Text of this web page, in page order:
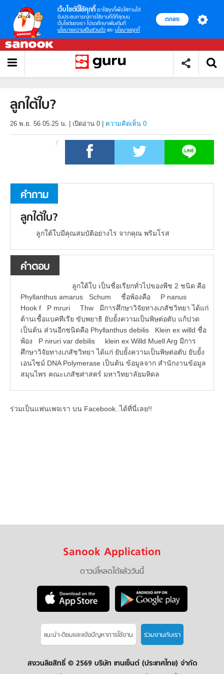
เว็บไซต์นี้ใช้คุกกี้ เราใช้คุกกี้เพื่อให้ท่านได้
รับประสบการณ์การใช้งานที่ดีที่สุดบน
เว็บไซต์ของเรา โปรดศึกษาเพิ่มเติมที่
นโยบายความเป็นส่วนตัว และ นโยบายคุกกี้
ตกลง
ลูกใต้ใบ?
26 พ.ย. 56 05.25 น. เปิดอ่าน 0 ความคิดเห็น 0
คำถาม
ลูกใต้ใบ?
ลูกใต้ใบมีคุณสมบัติอย่างไร จากคุณ พริมโรส
คำตอบ
ลูกใต้ใบ เป็นชื่อเรียกทั่วไปของพืช 2 ชนิด คือ
Phyllanthus amarus Schum ชื่อพ้องคือ P nanus
Hook f P mruri Thw มีการศึกษาวิจัยทางเภสัชวิทยา ได้แก่
ต้านเชื้อแบคทีเรีย ขับพยาธิ ยับยั้งความเป็นพิษต่อตับ แก้ปวด
เป็นต้น ส่วนอีกชนิดคือ Phyllanthus debilis Klein ex willd ชื่อ
พ้อง P niruri var debilis klein ex Willd Muell Arg มีการ
ศึกษาวิจัยทางเภสัชวิทยา ได้แก่ ยับยั้งความเป็นพิษต่อตับ ยับยั้ง
เอนไซม์ DNA Polymerase เป็นต้น ข้อมูลจาก สำนักงานข้อมูล
สมุนไพร คณะเภสัชศาสตร์ มหาวิทยาลัยมหิดล
ร่วมเป็นแฟนเพจเรา บน Facebook..ได้ที่นี่เลย!!
Sanook Application
ดาวน์โหลดได้แล้ววันนี้
แนะนำ-ติชมเเละแจ้งปัญหาการใช้งาน ร่วมงานกับเรา
สงวนลิขสิทธิ์ © 2569 บริษัท เทนเซ็นต์ (ประเทศไทย) จำกัด